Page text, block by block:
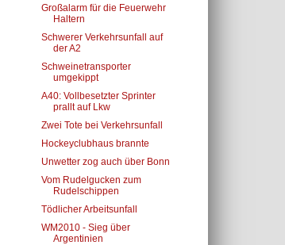
Großalarm für die Feuerwehr
Haltern
Schwerer Verkehrsunfall auf
der A2
Schweinetransporter
umgekippt
A40: Vollbesetzter Sprinter
prallt auf Lkw
Zwei Tote bei Verkehrsunfall
Hockeyclubhaus brannte
Unwetter zog auch über Bonn
Vom Rudelgucken zum
Rudelschippen
Tödlicher Arbeitsunfall
WM2010 - Sieg über
Argentinien